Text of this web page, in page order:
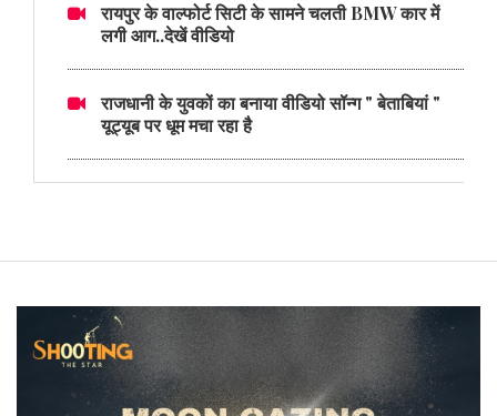
रायपुर के वाल्फोर्ट सिटी के सामने चलती BMW कार में
लगी आग..देखें वीडियो
राजधानी के युवकों का बनाया वीडियो सॉन्ग " बेताबियां "
यूट्यूब पर धूम मचा रहा है